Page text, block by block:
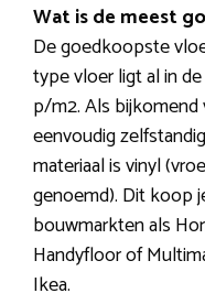
Wat is de meest
De goedkoopste
type vloer ligt al in
p/m2. Als
eenvoudig
materiaal is vinyl
genoemd). Dit koop
bouwmarkten als
Handyfloor of
Ikea.